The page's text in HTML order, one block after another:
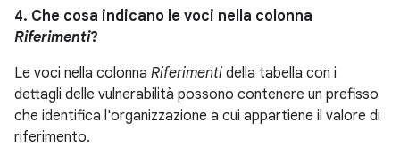
4. Che cosa indicano le voci nella colonna
Riferimenti?
Le voci nella colonna Riferimenti della tabella con i
dettagli delle vulnerabilità possono contenere un prefisso
che identifica l'organizzazione a cui appartiene il valore di
riferimento.